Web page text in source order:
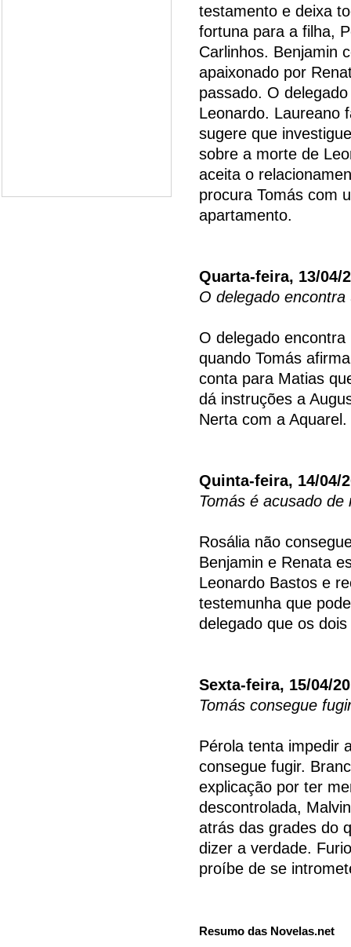
testamento e deixa
fortuna para a filha,
Carlinhos. Benjamin
apaixonado por
passado. O
Leonardo. Laureano
sugere que
sobre a morte de
aceita o
procura Tomás com
apartamento.
Quarta-feira, 13/04/
O delegado
O delegado
quando Tomás
conta para Matias
dá instruções a
Nerta com a Aquarel.
Quinta-feira, 14/04/
Tomás é acusado
Rosália não
Benjamin e Renata
Leonardo Bastos e
testemunha que
delegado que os
Sexta-feira, 15/04/
Tomás consegue
Pérola tenta impedir
consegue fugir.
explicação por ter
descontrolada,
atrás das grades do
dizer a verdade.
proíbe de se
Resumo das Novelas.net